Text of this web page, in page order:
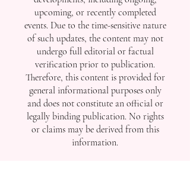
upcoming, or recently completed
events. Due to the time-sensitive nature
of such updates, the content may not
undergo full editorial or factual
verification prior to publication.
Therefore, this content is provided for
general informational purposes only
and does not constitute an official or
legally binding publication. No rights
or claims may be derived from this
information.